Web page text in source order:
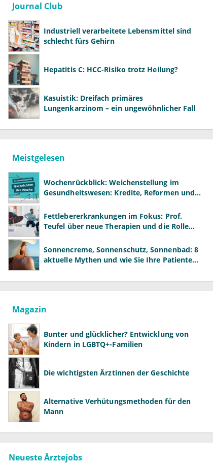
Journal Club
Industriell verarbeitete Lebensmittel sind
schlecht fürs Gehirn
Hepatitis C: HCC-Risiko trotz Heilung?
Kasuistik: Dreifach primäres
Lungenkarzinom – ein ungewöhnlicher Fall
Meistgelesen
Wochenrückblick: Weichenstellung im
Gesundheitswesen: Kredite, Reformen und
Fettlebererkrankungen im Fokus: Prof.
Teufel über neue Therapien und die Rolle
Sonnencreme, Sonnenschutz, Sonnenbad: 8
aktuelle Mythen und wie Sie Ihre Patienten
Magazin
Bunter und glücklicher? Entwicklung von
Kindern in LGBTQ+-Familien
Die wichtigsten Ärztinnen der Geschichte
Alternative Verhütungsmethoden für den
Mann
Neueste Ärztejobs